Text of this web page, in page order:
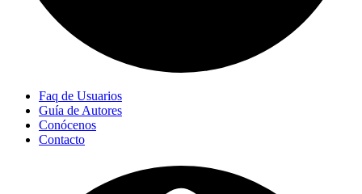
Faq de Usuarios
Guía de Autores
Conócenos
Contacto